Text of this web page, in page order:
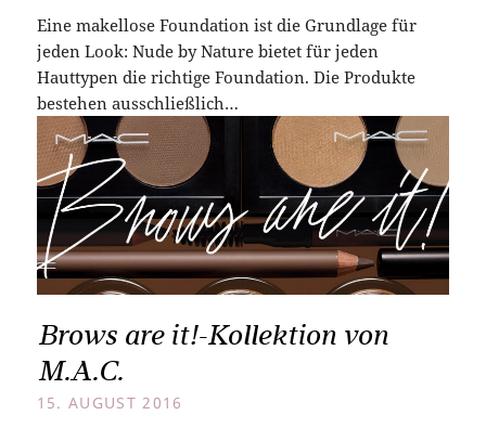
Eine makellose Foundation ist die Grundlage für
jeden Look: Nude by Nature bietet für jeden
Hauttypen die richtige Foundation. Die Produkte
bestehen ausschließlich…
Brows are it!-Kollektion von
M.A.C.
15. AUGUST 2016